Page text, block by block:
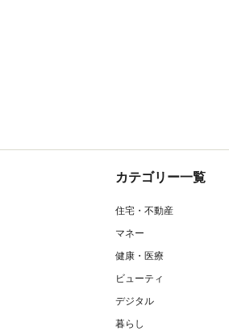
カテゴリー一覧
住宅・不動産
マネー
健康・医療
ビューティ
デジタル
暮らし